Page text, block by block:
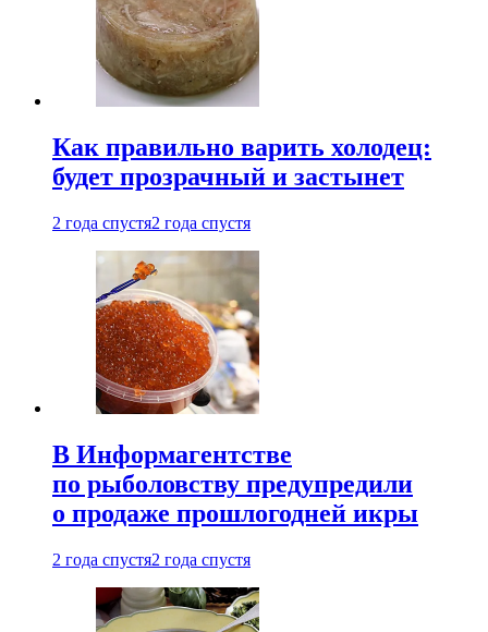
Как правильно варить холодец:
будет прозрачный и застынет
2 года спустя2 года спустя
В Информагентстве
по рыболовству предупредили
о продаже прошлогодней икры
2 года спустя2 года спустя